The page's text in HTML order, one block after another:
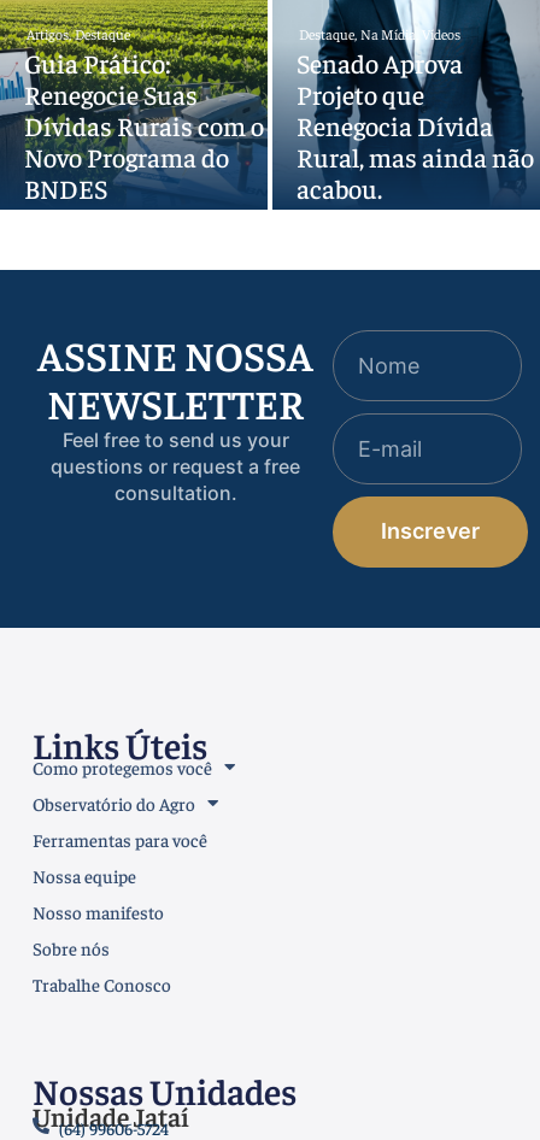
Artigos,Destaque
Guia Prático:
Renegocie Suas
Dívidas Rurais com o
Novo Programa do
BNDES
Destaque,Na Mídia Vídeos
Senado Aprova
Projeto que
Renegocia Dívida
Rural, mas ainda não
acabou.
ASSINE NOSSA
NEWSLETTER
Feel free to send us your
questions or request a free
consultation.
Inscrever
Links Úteis
Como protegemos você
Observatório do Agro
Ferramentas para você
Nossa equipe
Nosso manifesto
Sobre nós
Trabalhe Conosco
Nossas Unidades
Unidade Jataí
(64) 99606-5724